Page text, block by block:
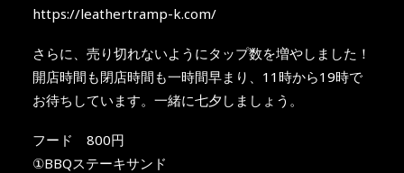
https://leathertramp-k.com/
さらに、売り切れないようにタップ数を増やしました！
開店時間も閉店時間も一時間早まり、11時から19時で
お待ちしています。一緒に七夕しましょう。
フード 800円
①BBQステーキサンド